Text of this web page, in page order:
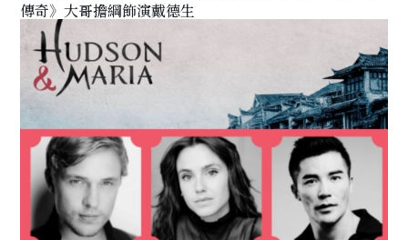
傳奇》大哥擔綱飾演戴德生